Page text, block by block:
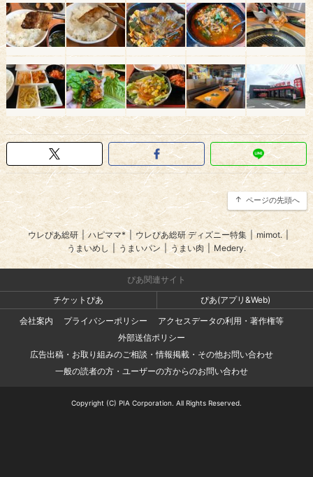
ページの先頭へ
ウレぴあ総研 | ハピママ* | ウレぴあ総研 ディズニー特集 | mimot.
うまいめし
うまいパン | うまい肉 Medery.
ぴあ関連サイト
チケットぴあ
ぴあ(アプリ&Web)
会社案内
プライバシーポリシー
アクセスデータの利用・著作権等
外部送信ポリシー
広告出稿・お取り組みのご相談・情報掲載・その他お問い合わせ
一般の読者の方・ユーザーの方からのお問い合わせ
Copyright (C) PIA Corporation. All Rights Reserved.